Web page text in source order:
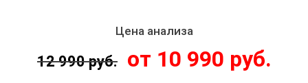
Цена анализа
12 990 руб. от 10 990 руб.